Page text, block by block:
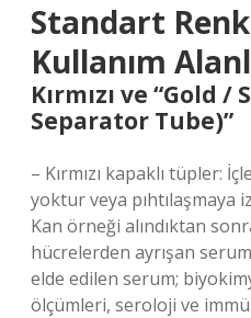
Standart
Kullanım
Kırmızı ve “Gold /
Separator Tube)”
– Kırmızı kapaklı tüpler:
yoktur veya pıhtılaşmaya
Kan örneği alındıktan
hücrelerden ayrışan
elde edilen serum;
ölçümleri, seroloji ve